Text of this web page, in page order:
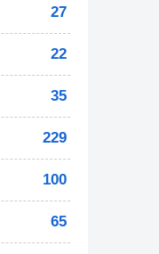
27
22
35
229
100
65